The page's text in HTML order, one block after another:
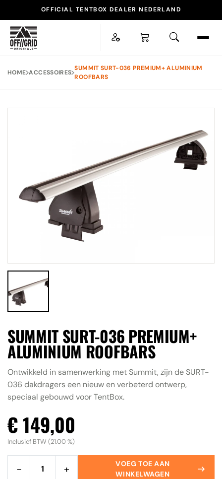
OFFICIAL TENTBOX DEALER NEDERLAND
ESC
ACCESSOIRES
SNEL NAAR
Daktenten
ALLE RESULTATEN BEKIJKEN
HOME ACCESSOIRES
SUMMIT SURT-036 PREMIUM+ ALUMINIUM
ROOFBARS
SUMMIT SURT-036 PREMIUM+
ALUMINIUM ROOFBARS
Ontwikkeld in samenwerking met Summit, zijn de SURT-
036 dakdragers een nieuw en verbeterd ontwerp,
speciaal gebouwd voor TentBox.
€ 149,00
Inclusief BTW (21.00 %)
− +
VOEG TOE AAN
WINKELWAGEN